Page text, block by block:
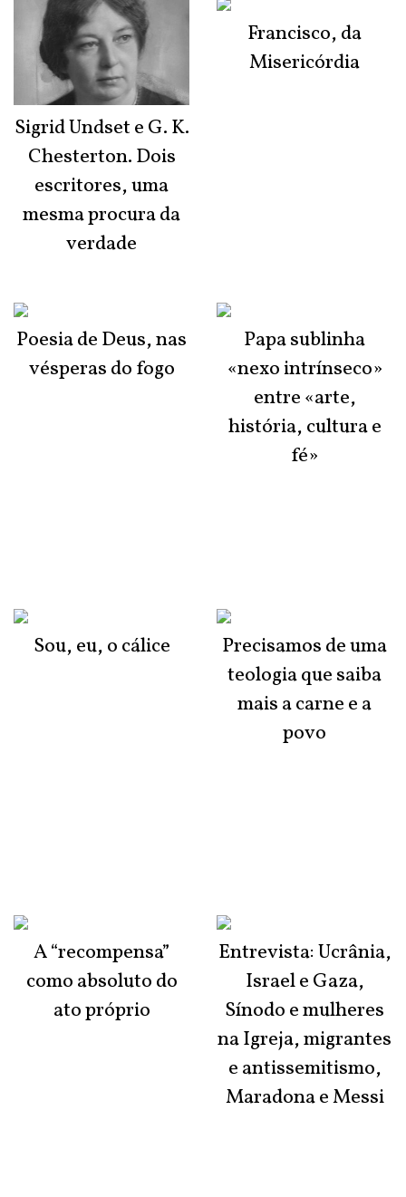
Sigrid Undset e G. K.
Chesterton. Dois
escritores, uma
mesma procura da
verdade
Poesia de Deus, nas
vésperas do fogo
Sou, eu, o cálice
A “recompensa”
como absoluto do
ato próprio
Francisco, da
Misericórdia
Papa sublinha
«nexo intrínseco»
entre «arte,
história, cultura e
fé»
Precisamos de uma
teologia que saiba
mais a carne e a
povo
Entrevista: Ucrânia,
Israel e Gaza,
Sínodo e mulheres
na Igreja, migrantes
e antissemitismo,
Maradona e Messi